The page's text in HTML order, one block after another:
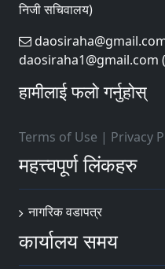
निजी सचिवालय)
daosiraha@gmail.com
daosiraha1@gmail.com
हामीलाई फलो गर्नुहोस्
Terms of Use | Privacy
महत्त्वपूर्ण लिंकहरु
नागरिक वडापत्र
कार्यालय समय